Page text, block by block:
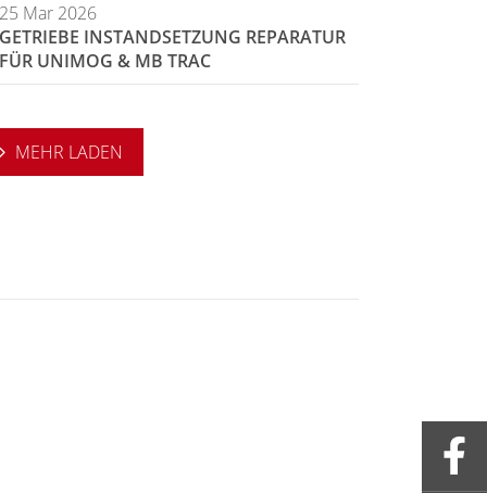
Mar 2026
INSTANDSETZUNG REPARATUR
UNIMOG & MB TRAC
MEHR LADEN